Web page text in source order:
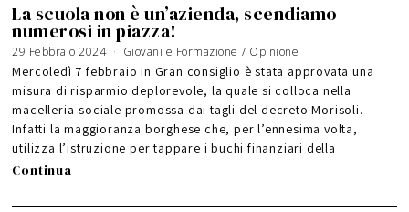
La scuola non è un’azienda, scendiamo
numerosi in piazza!
29 Febbraio 2024 Giovani e Formazione / Opinione
Mercoledì 7 febbraio in Gran consiglio è stata approvata una
misura di risparmio deplorevole, la quale si colloca nella
macelleria-sociale promossa dai tagli del decreto Morisoli.
Infatti la maggioranza borghese che, per l’ennesima volta,
utilizza l’istruzione per tappare i buchi finanziari della
Continua